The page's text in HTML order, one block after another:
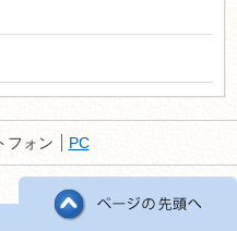
フォン PC